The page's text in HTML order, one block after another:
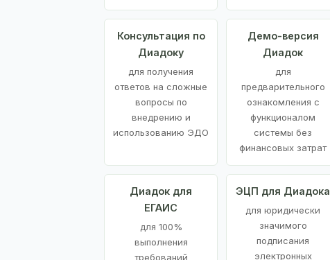
Консультация по
Диадоку
для получения
ответов на сложные
вопросы по
внедрению и
использованию ЭДО
Демо-версия
Диадок
для
предварительного
ознакомления с
функционалом
системы без
финансовых затрат
Диадок для
ЕГАИС
для 100%
выполнения
требований
ЭЦП для Диадока
для юридически
значимого
подписания
электронных